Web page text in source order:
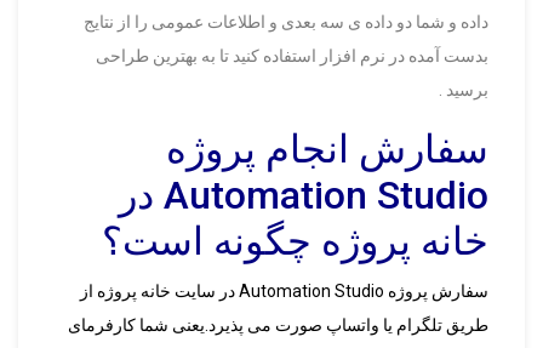
داده و شما دو داده ی سه بعدی و اطلاعات عمومی را از نتایج
بدست آمده در نرم افزار استفاده کنید تا به بهترین طراحی
برسید .
سفارش انجام پروژه
Automation Studio در
خانه پروژه چگونه است؟
سفارش پروژه Automation Studio در سایت خانه پروژه از
طریق تلگرام یا واتساپ صورت می پذیرد.یعنی شما کارفرمای